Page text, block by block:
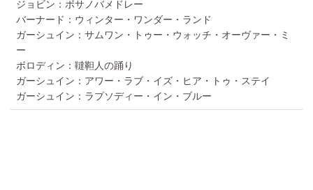
ジョビン：ボサノバメドレー
バーナード：ウィンター・ワンダー・ランド
ガーシュイン：サムワン・トゥー・ウォッチ・オーヴァー・ミ
ー
ボロディン：韃靼人の踊り
ガーシュイン：アワー・ラブ・イズ・ヒア・トゥ・ステイ
ガーシュイン：ラプソディー・イン・ブルー